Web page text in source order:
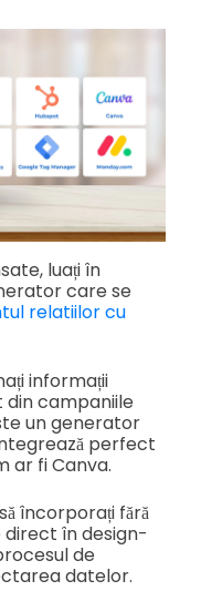
luați în
care se
relatiilor cu
informații
campaniile
un generator
perfect
ar fi Canva.
încorporați fără
în design-
de
datelor.